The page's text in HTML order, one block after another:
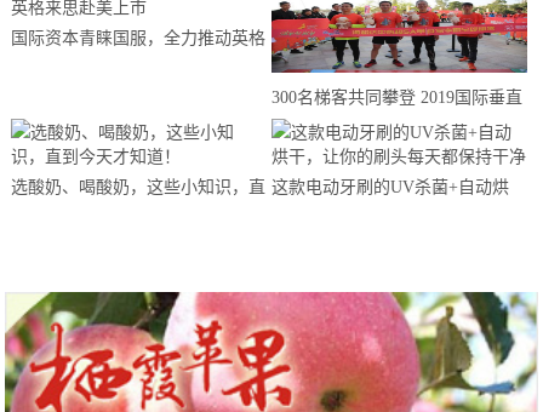
国际资本青睐国服，全力推动英格
300名梯客共同攀登 2019国际垂直
马拉松超级精英赛顺德海骏达中心
站欢乐开跑
选酸奶、喝酸奶，这些小知识，直 这款电动牙刷的UV杀菌+自动烘